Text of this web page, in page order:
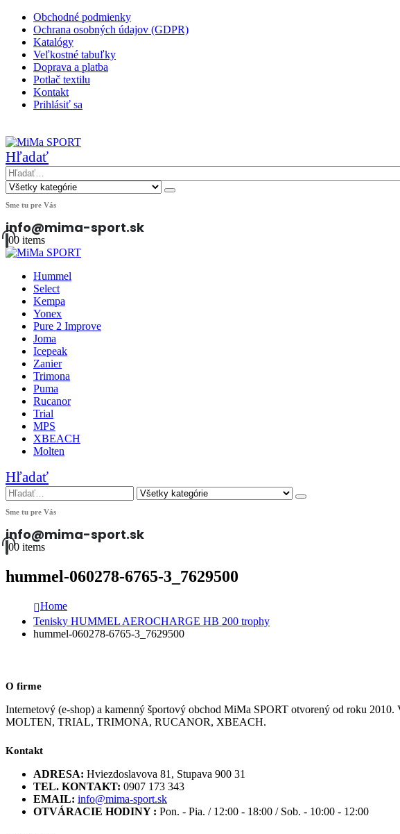
Obchodné podmienky
Ochrana osobných údajov (GDPR)
Katalógy
Veľkostné tabuľky
Doprava a platba
Potlač textilu
Kontakt
Prihlásiť sa
Hľadať
Sme tu pre Vás
info@mima-sport.sk
00 items
Hummel
Select
Kempa
Yonex
Pure 2 Improve
Joma
Icepeak
Zanier
Trimona
Puma
Rucanor
Trial
MPS
XBEACH
Molten
Hľadať
Sme tu pre Vás
info@mima-sport.sk
00 items
hummel-060278-6765-3_7629500
Home
Tenisky HUMMEL AEROCHARGE HB 200 trophy
hummel-060278-6765-3_7629500
O firme
Internetový (e-shop) a kamenný športový obchod MiMa SPORT otvorený od roku
MOLTEN, TRIAL, TRIMONA, RUCANOR, XBEACH.
Kontakt
ADRESA: Hviezdoslavova 81, Stupava 900 31
TEL. KONTAKT: 0907 173 343
EMAIL: info@mima-sport.sk
OTVÁRACIE HODINY : Pon. - Pia. / 12:00 - 18:00 / Sob. - 10:00 - 12:00